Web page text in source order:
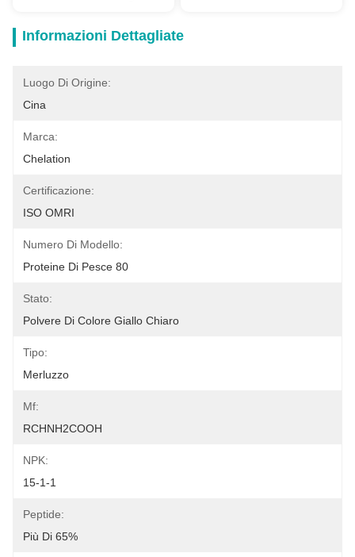
Informazioni Dettagliate
Luogo Di Origine:
Cina
Marca:
Chelation
Certificazione:
ISO OMRI
Numero Di Modello:
Proteine Di Pesce 80
Stato:
Polvere Di Colore Giallo Chiaro
Tipo:
Merluzzo
Mf:
RCHNH2COOH
NPK:
15-1-1
Peptide:
Più Di 65%